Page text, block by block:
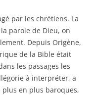
par les chrétiens. La
la parole de Dieu, on
Depuis Origène,
de la Bible était
les passages les
à interpréter, a
plus en plus baroques,